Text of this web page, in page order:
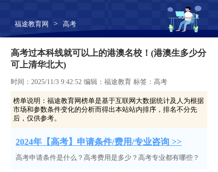
福途教育网 > 高考
高考过本科线就可以上的港澳名校！(港澳生多少分
可上清华北大)
时间：2025/11/3 9:42:52 编辑：福途教育 标签：高考
榜单说明：福途教育网榜单是基于互联网大数据统计及人为根据
市场和参数条件变化的分析而得出本站站内排序，排名不分先
后，仅供参考。
2024年【高考】申请条件/费用/专业咨询 >>
高考申请条件是什么？高考费用是多少？高考专业都有哪些？